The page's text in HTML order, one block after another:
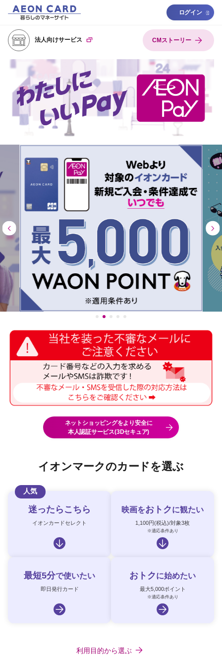
ログイン
法人向けサービス CMストーリー
ネットショッピングをより安全に
本人認証サービス(3Dセキュア)
イオンマークのカードを選ぶ
人気
迷ったらこちら
イオンカードセレクト
映画をおトクに観たい
1,100円(税込)/対象3枚
※適応条件あり
最短5分で使いたい
即日発行カード
おトクに始めたい
最大5,000ポイント
※適応条件あり
利用目的から選ぶ